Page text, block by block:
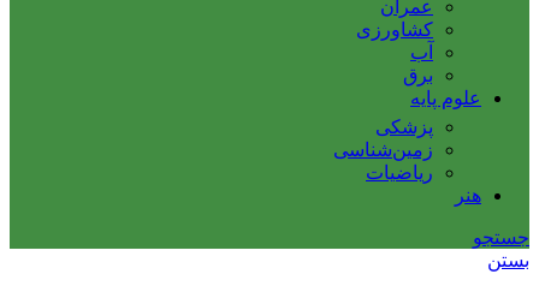
عمران
کشاورزی
آب
برق
علوم پایه
پزشکی
زمین‌شناسی
ریاضیات
هنر
جستجو
بستن